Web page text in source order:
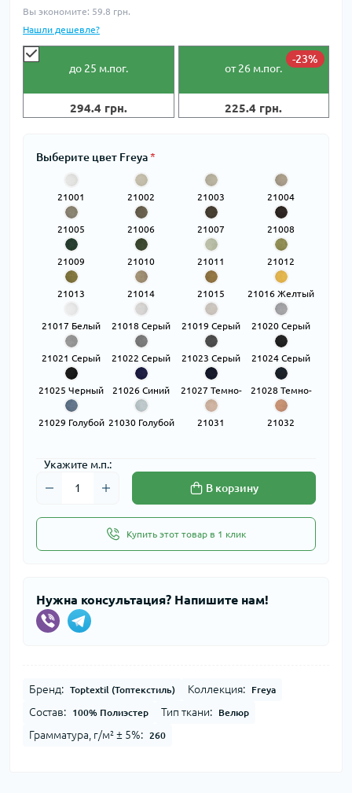
Вы экономите: 59.8 грн.
Нашли дешевле?
до 25 м.пог.
294.4 грн.
-23%
от 26 м.пог.
225.4 грн.
Выберите цвет Freya*
21001
Бежевый
21002
Бежевый
21003
Бежевый
21004
Бежевый
21005
Коричневый
21006
Коричневый
21007
Коричневый
21008
Коричневый
21009
Зеленый
21010
Зеленый
21011
Зеленый
21012
Зеленый
21013
21014
Коричневый
21015
Коричневый
21016 Желтый
21017 Белый 21018 Серый 21019 Серый 21020 Серый
21021 Серый 21022 Серый 21023 Серый 21024 Серый
21025 Черный 21026 Синий
21027 Темно-
синий
21028 Темно-
синий
21029 Голубой 21030 Голубой
21031
21032
Укажите м.п.:
В корзину
Купить этот товар в 1 клик
Нужна консультация? Напишите нам!
Бренд: Toptextil (Топтекстиль) Коллекция: Freya
Состав: 100% Полиэстер Тип ткани: Велюр
Грамматура, г/м² ± 5%: 260